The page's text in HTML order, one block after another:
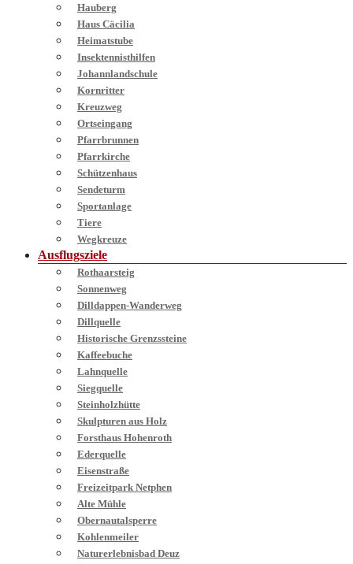
Hauberg
Haus Cäcilia
Heimatstube
Insektennisthilfen
Johannlandschule
Kornritter
Kreuzweg
Ortseingang
Pfarrbrunnen
Pfarrkirche
Schützenhaus
Sendeturm
Sportanlage
Tiere
Wegkreuze
Ausflugsziele
Rothaarsteig
Sonnenweg
Dilldappen-Wanderweg
Dillquelle
Historische Grenzssteine
Kaffeebuche
Lahnquelle
Siegquelle
Steinholzhütte
Skulpturen aus Holz
Forsthaus Hohenroth
Ederquelle
Eisenstraße
Freizeitpark Netphen
Alte Mühle
Obernautalsperre
Kohlenmeiler
Naturerlebnisbad Deuz